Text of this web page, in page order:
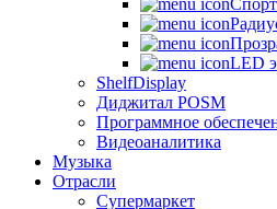
LED
ShelfDisplay
Диджитал POSM
Программное
Видеоаналитика
Музыка
Отрасли
Супермаркет